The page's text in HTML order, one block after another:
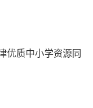
优质中小学资源同